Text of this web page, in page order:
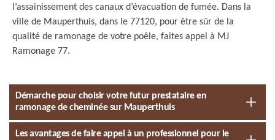
l’assainissement des canaux d’évacuation de fumée. Dans la
ville de Mauperthuis, dans le 77120, pour être sûr de la
qualité de ramonage de votre poêle, faites appel à MJ
Ramonage 77.
Démarche pour choisir votre futur prestataire en
ramonage de cheminée sur Mauperthuis
Les avantages de faire appel à un professionnel pour le